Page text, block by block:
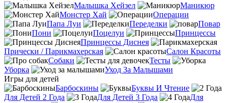
Малышка Хейзел
Маникюр
Монстер Хай
Операции
Папа Луи
Переделки
Повар
Пони
Поцелуи
Принцессы
Принцессы Диснея
Прически / Парикмахерская
Салон Красоты
Собаки
Тесты
Уборка
Уход За Малышами
Игры для детей
Барбоскины
Буквы И Чтение
Для Детей 2 Года
Для Детей 3 Года
Для